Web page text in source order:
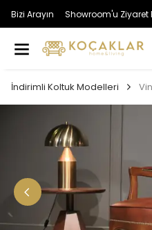
Bizi Arayın Showroom'u Ziyaret
İndirimli Koltuk Modelleri